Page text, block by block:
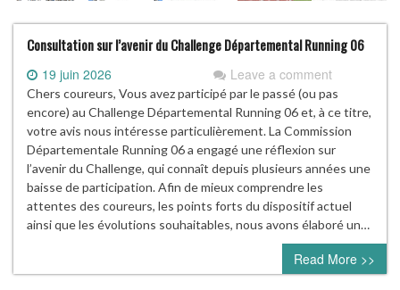
Consultation sur l’avenir du Challenge Départemental Running 06
19 juin 2026 Leave a comment
Chers coureurs, Vous avez participé par le passé (ou pas
encore) au Challenge Départemental Running 06 et, à ce titre,
votre avis nous intéresse particulièrement. La Commission
Départementale Running 06 a engagé une réflexion sur
l’avenir du Challenge, qui connaît depuis plusieurs années une
baisse de participation. Afin de mieux comprendre les
attentes des coureurs, les points forts du dispositif actuel
ainsi que les évolutions souhaitables, nous avons élaboré un…
Read More >>